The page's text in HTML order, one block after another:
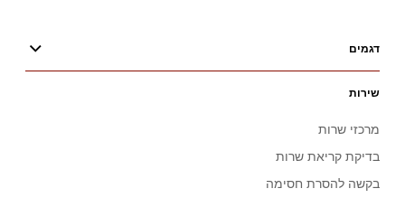
דגמים
שירות
מרכזי שרות
בדיקת קריאת שרות
בקשה להסרת חסימה